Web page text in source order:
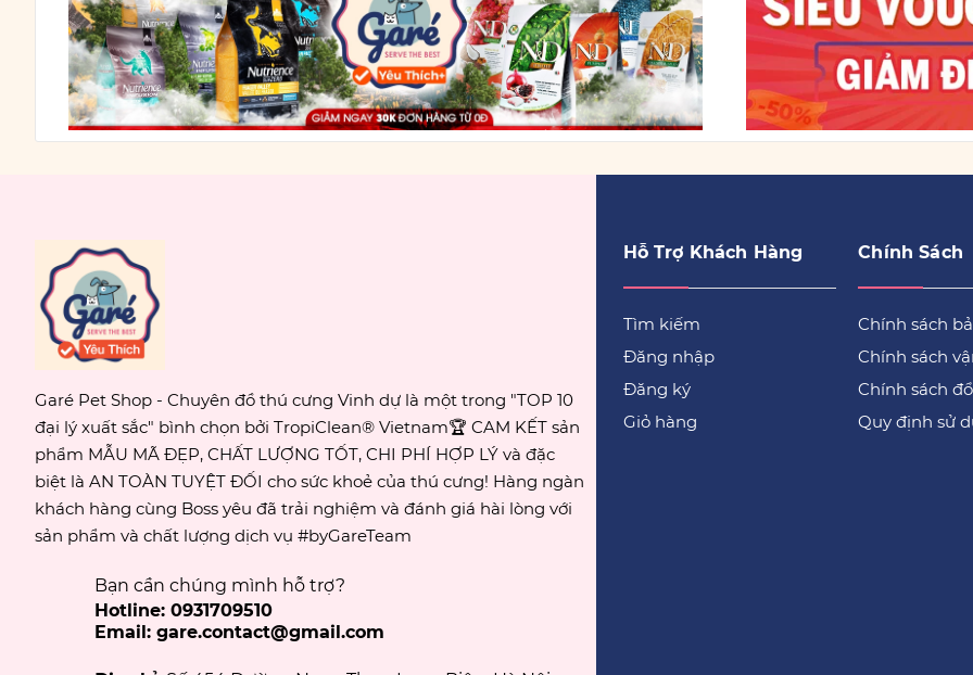
Garé Pet Shop - Chuyên đồ thú cưng Vinh dự là một trong "TOP 10
đại lý xuất sắc" bình chọn bởi TropiClean® Vietnam🏆 CAM KẾT sản
phẩm MẪU MÃ ĐẸP, CHẤT LƯỢNG TỐT, CHI PHÍ HỢP LÝ và đặc
biệt là AN TOÀN TUYỆT ĐỐI cho sức khoẻ của thú cưng! Hàng ngàn
khách hàng cùng Boss yêu đã trải nghiệm và đánh giá hài lòng với
sản phẩm và chất lượng dịch vụ #byGareTeam
Bạn cần chúng mình hỗ trợ?
Hotline: 0931709510
Email: gare.contact@gmail.com
Hỗ Trợ Khách Hàng
Tìm kiếm
Đăng nhập
Đăng ký
Giỏ hàng
Chính Sách
Chính sách
Chính sách
Chính sách
Quy định sử